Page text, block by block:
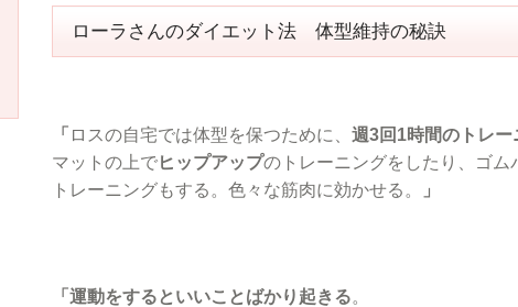
ローラさんのダイエット法 体型維持の秘訣
「 ロスの自宅では体型を保つために、 週3回1時間のトレー
マットの上でヒップアップのトレーニングをしたり、ゴム
トレーニングもする。色々な筋肉に効かせる。
」
「運動をするといいことばかり起きる。